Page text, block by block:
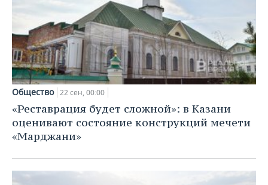
Общество 22 сен, 00:00
«Реставрация будет сложной»: в Казани
оценивают состояние конструкций мечети
«Марджани»